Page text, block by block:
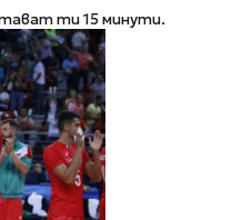
ти 15 минути.